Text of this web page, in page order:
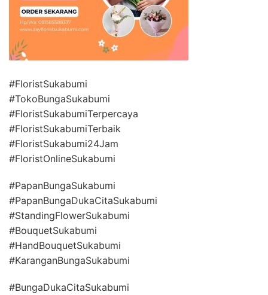
#FloristSukabumi
#TokoBungaSukabumi
#FloristSukabumiTerpercaya
#FloristSukabumiTerbaik
#FloristSukabumi24Jam
#FloristOnlineSukabumi
#PapanBungaSukabumi
#PapanBungaDukaCitaSukabumi
#StandingFlowerSukabumi
#BouquetSukabumi
#HandBouquetSukabumi
#KaranganBungaSukabumi
#BungaDukaCitaSukabumi